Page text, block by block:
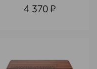
4 370 ¤